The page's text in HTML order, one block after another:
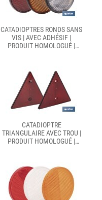
CATADIOPTRES RONDS SANS
VIS | AVEC ADHÉSIF |
PRODUIT HOMOLOGUÉ |
COULEURS DIFFÉRENTES
CATADIOPTRE
TRIANGULAIRE AVEC TROU |
PRODUIT HOMOLOGUÉ |
137 MM